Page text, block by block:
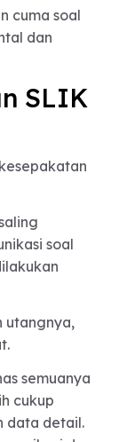
karena
yang
lebih
punya
berada
mulai
cuma
dan